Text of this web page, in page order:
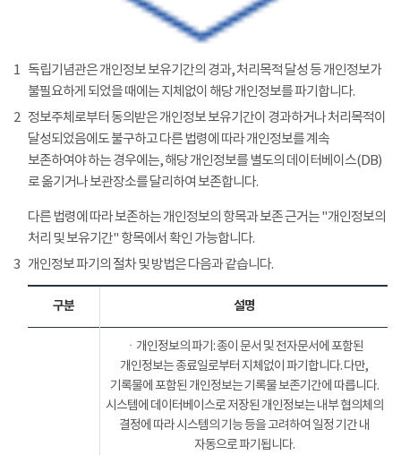
1 독립기념관은 개인정보 보유기간의 경과, 처리목적 달성 등 개인정보가
불필요하게 되었을 때에는 지체없이 해당 개인정보를 파기합니다.
2 정보주체로부터 동의받은 개인정보 보유기간이 경과하거나 처리목적이
달성되었음에도 불구하고 다른 법령에 따라 개인정보를 계속
보존하여야 하는 경우에는, 해당 개인정보를 별도의 데이터베이스(DB)
로 옮기거나 보관장소를 달리하여 보존합니다.
다른 법령에 따라 보존하는 개인정보의 항목과 보존 근거는 "개인정보의
처리 및 보유기간" 항목에서 확인 가능합니다.
3 개인정보 파기의 절차 및 방법은 다음과 같습니다.
구분 설명
ㆍ개인정보의 파기: 종이 문서 및 전자문서에 포함된
개인정보는 종료일로부터 지체없이 파기합니다. 다만,
기록물에 포함된 개인정보는 기록물 보존기간에 따릅니다.
시스템에 데이터베이스로 저장된 개인정보는 내부 협의체의
결정에 따라 시스템의 기능 등을 고려하여 일정 기간 내
자동으로 파기됩니다.